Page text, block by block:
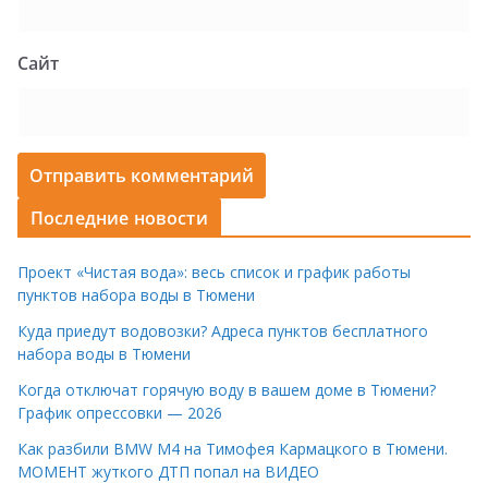
Сайт
Последние новости
Проект «Чистая вода»: весь список и график работы
пунктов набора воды в Тюмени
Куда приедут водовозки? Адреса пунктов бесплатного
набора воды в Тюмени
Когда отключат горячую воду в вашем доме в Тюмени?
График опрессовки — 2026
Как разбили BMW M4 на Тимофея Кармацкого в Тюмени.
МОМЕНТ жуткого ДТП попал на ВИДЕО